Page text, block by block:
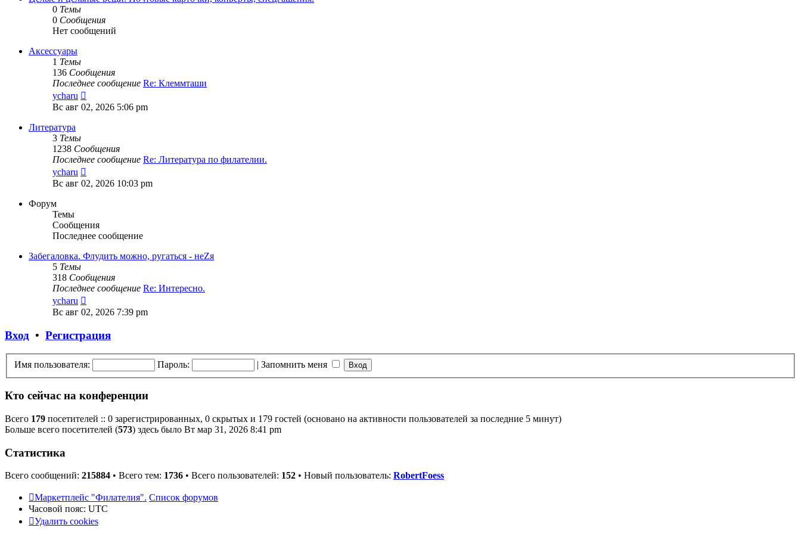
0 Темы
0 Сообщения
Нет сообщений
Аксессуары
1 Темы
136 Сообщения
Последнее сообщение Re: Клеммташи
ycharu
к
Вс авг 02, 2026 5:06 pm
Литература
3 Темы
1238 Сообщения
Последнее сообщение Re: Литература по филателии.
ycharu
к
Вс авг 02, 2026 10:03 pm
Форум
Темы
Сообщения
Последнее сообщение
Забегаловка. Флудить можно, ругаться - неZя
5 Темы
318 Сообщения
Последнее сообщение Re: Интересно.
ycharu
к
Вс авг 02, 2026 7:39 pm
Вход • Регистрация
Имя пользователя: Пароль: | Запомнить меня
Кто сейчас на конференции
Всего 179 посетителей :: 0 зарегистрированных, 0 скрытых и 179 гостей (основано на активности пользователей за последние 5 минут)
Больше всего посетителей (573) здесь было Вт мар 31, 2026 8:41 pm
Статистика
Всего сообщений: 215884 • Всего тем: 1736 • Всего пользователей: 152 • Новый пользователь: RobertFoess
Маркетплейс "Филателия". Список форумов
Часовой пояс: UTC
Удалить cookies